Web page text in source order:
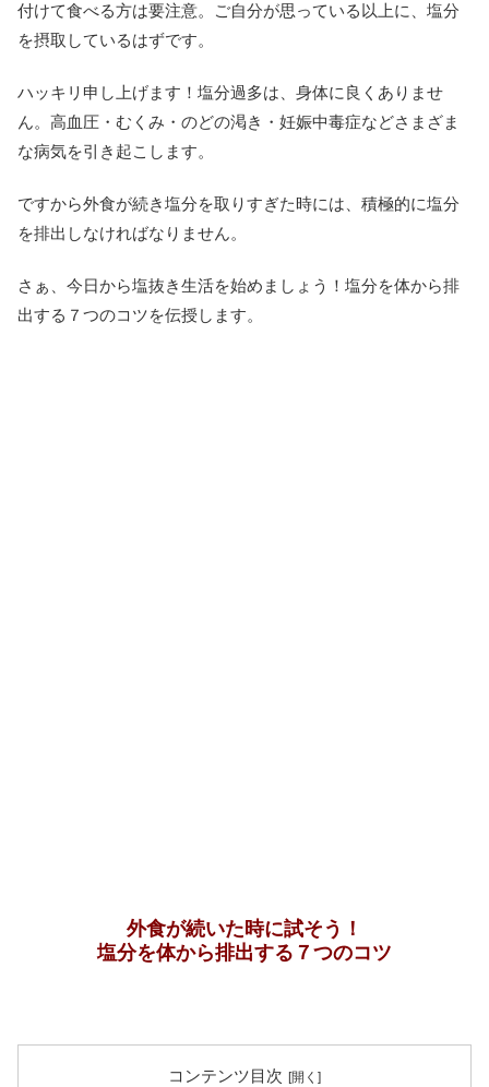
付けて食べる方は要注意。ご自分が思っている以上に、塩分
を摂取しているはずです。
ハッキリ申し上げます！塩分過多は、身体に良くありませ
ん。高血圧・むくみ・のどの渇き・妊娠中毒症などさまざま
な病気を引き起こします。
ですから外食が続き塩分を取りすぎた時には、積極的に塩分
を排出しなければなりません。
さぁ、今日から塩抜き生活を始めましょう！塩分を体から排
出する７つのコツを伝授します。
外食が続いた時に試そう！
塩分を体から排出する７つのコツ
コンテンツ目次